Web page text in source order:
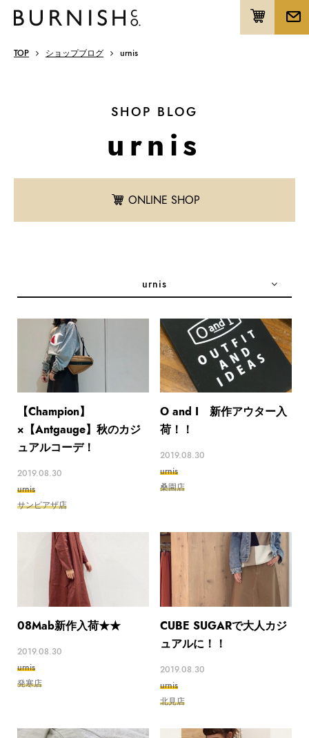
TOP ショップブログ urnis
SHOP BLOG
urnis
ONLINE SHOP
urnis
【Champion】
×【Antgauge】秋のカジ
ュアルコーデ！
2019.08.30
urnis
サンピアザ店
O and I 新作アウター入
荷！！
2019.08.30
urnis
桑園店
08Mab新作入荷★★
2019.08.30
urnis
発寒店
CUBE SUGARで大人カジ
ュアルに！！
2019.08.30
urnis
北見店